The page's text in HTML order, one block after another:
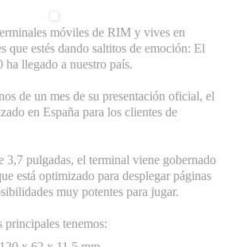
móviles de RIM y vives en
que estés dando saltitos de emoción: El
llegado a nuestro país.
de un mes de su presentación oficial, el
en España para los clientes de
3,7 pulgadas, el terminal viene gobernado
está optimizado para desplegar páginas
muy potentes para jugar.
principales tenemos: